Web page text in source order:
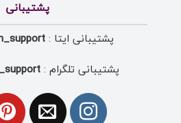
پشتیبانی
پشتیبانی ایتا :
پشتیبانی تلگرام :